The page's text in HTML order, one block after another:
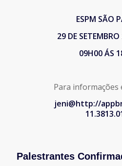
ESPM SÃO
29 DE
09H00 ÁS
Para informações
jeni@http://
Palestrantes